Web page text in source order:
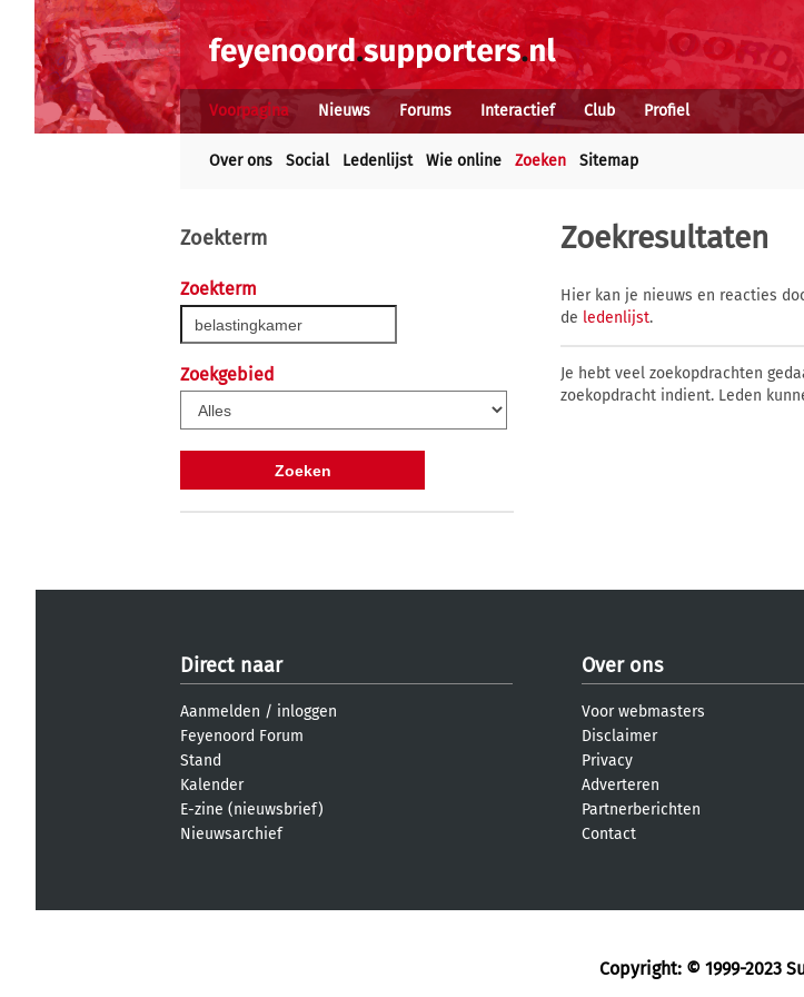
Voorpagina Nieuws Forums Interactief Club Profiel
Over ons Social Ledenlijst Wie online Zoeken Sitemap
Zoekterm
Zoekterm
Zoekgebied
Zoekresultaten
Hier kan je nieuws en reacties
de ledenlijst.
Je hebt veel zoekopdrachten
zoekopdracht indient. Leden
Direct naar
Aanmelden / inloggen
Feyenoord Forum
Stand
Kalender
E-zine (nieuwsbrief)
Nieuwsarchief
Over ons
Voor webmasters
Disclaimer
Privacy
Adverteren
Partnerberichten
Contact
Copyright: © 1999-2023